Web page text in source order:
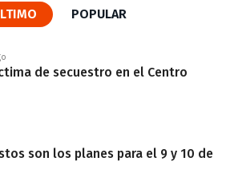
POPULAR
de secuestro en el Centro
son los planes para el 9 y 10 de